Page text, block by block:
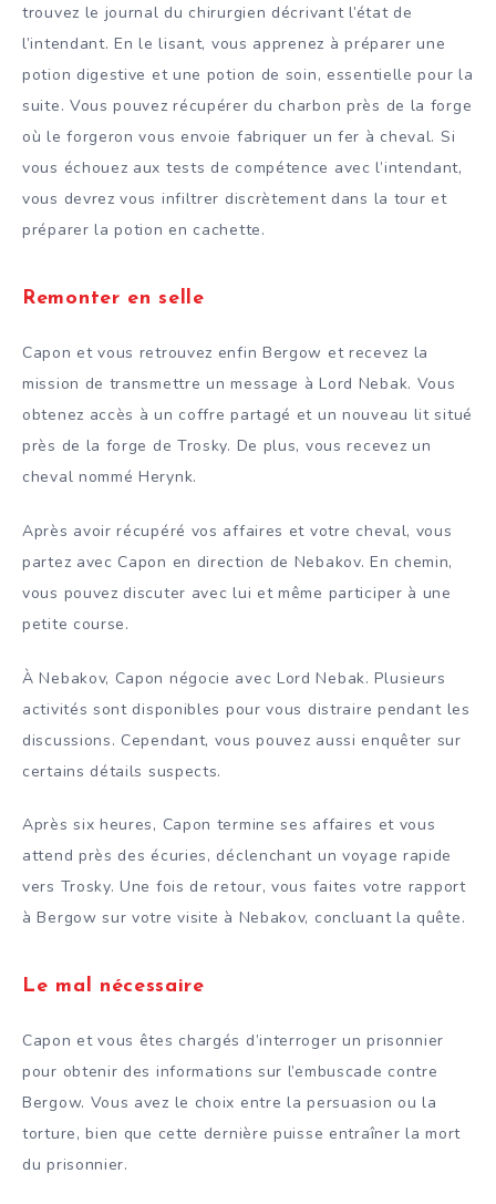
trouvez le journal du chirurgien décrivant l’état de
l’intendant. En le lisant, vous apprenez à préparer une
potion digestive et une potion de soin, essentielle pour la
suite. Vous pouvez récupérer du charbon près de la forge
où le forgeron vous envoie fabriquer un fer à cheval. Si
vous échouez aux tests de compétence avec l’intendant,
vous devrez vous infiltrer discrètement dans la tour et
préparer la potion en cachette.
Remonter en selle
Capon et vous retrouvez enfin Bergow et recevez la
mission de transmettre un message à Lord Nebak. Vous
obtenez accès à un coffre partagé et un nouveau lit situé
près de la forge de Trosky. De plus, vous recevez un
cheval nommé Herynk.
Après avoir récupéré vos affaires et votre cheval, vous
partez avec Capon en direction de Nebakov. En chemin,
vous pouvez discuter avec lui et même participer à une
petite course.
À Nebakov, Capon négocie avec Lord Nebak. Plusieurs
activités sont disponibles pour vous distraire pendant les
discussions. Cependant, vous pouvez aussi enquêter sur
certains détails suspects.
Après six heures, Capon termine ses affaires et vous
attend près des écuries, déclenchant un voyage rapide
vers Trosky. Une fois de retour, vous faites votre rapport
à Bergow sur votre visite à Nebakov, concluant la quête.
Le mal nécessaire
Capon et vous êtes chargés d’interroger un prisonnier
pour obtenir des informations sur l’embuscade contre
Bergow. Vous avez le choix entre la persuasion ou la
torture, bien que cette dernière puisse entraîner la mort
du prisonnier.